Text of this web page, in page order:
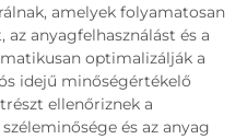
amelyek folyamatosan
anyagfelhasználást és a
optimalizálják a
idejű minőségértékelő
ellenőriznek a
és az anyag